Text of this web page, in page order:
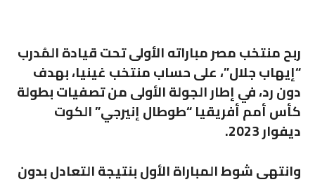
ربح منتخب مصر مباراته الأولى تحت قيادة المُدرب
“إيهاب جلال”، على حساب منتخب غينيا، بهدف
دون رد، في إطار الجولة الأولى من تصفيات بطولة
كأس أمم أفريقيا “طوطال إنيرجي” الكوت
ديفوار 2023.
وانتهى شوط المباراة الأول بنتيجة التعادل بدون